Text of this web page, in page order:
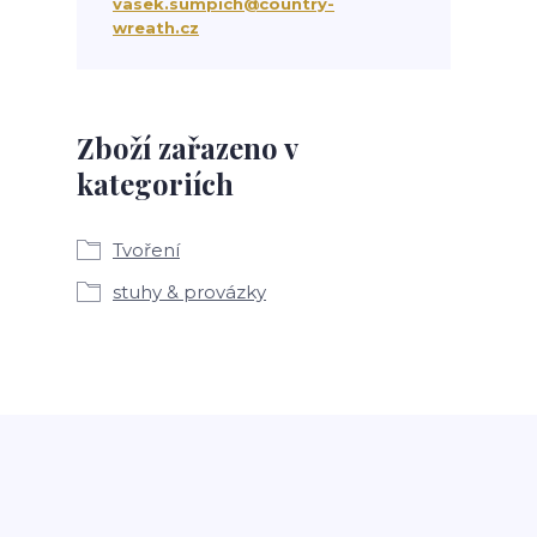
Zboží zařazeno v
kategoriích
Tvoření
stuhy & provázky
wreath.cz